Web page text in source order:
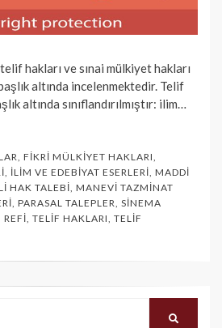
hakları ve sınai mülkiyet hakları
altında incelenmektedir. Telif
altında sınıflandırılmıştır: ilim…
, FIKRI MÜLKIYET HAKLARI,
, İLIM VE EDEBIYAT ESERLERI, MADDI
HAK TALEBI, MANEVI TAZMINAT
, PARASAL TALEPLER, SINEMA
REFI, TELIF HAKLARI, TELIF